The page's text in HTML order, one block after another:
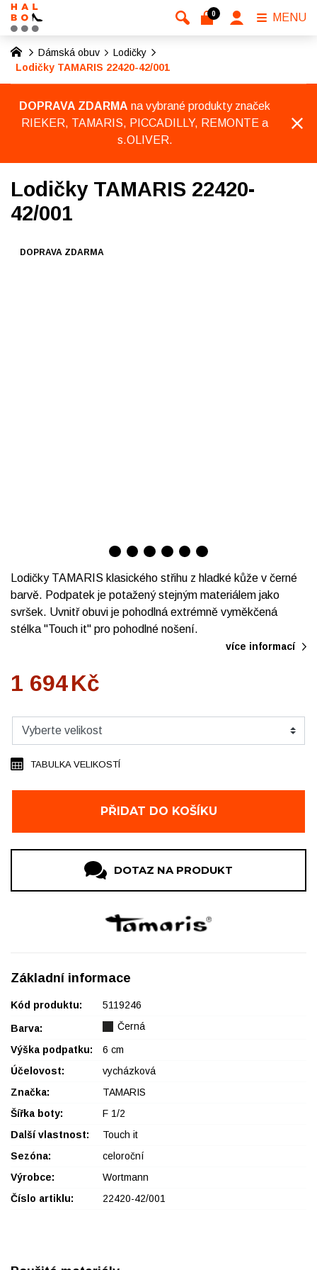
Dámská obuv
Lodičky
Lodičky TAMARIS 22420-42/001
DOPRAVA ZDARMA na vybrané produkty značek
RIEKER, TAMARIS, PICCADILLY, REMONTE a
s.OLIVER.
Lodičky TAMARIS 22420-
42/001
DOPRAVA ZDARMA
Lodičky TAMARIS klasického střihu z hladké kůže v černé
barvě. Podpatek je potažený stejným materiálem jako
svršek. Uvnitř obuvi je pohodlná extrémně vyměkčená
stélka "Touch it" pro pohodlné nošení.
více informací
1 694Kč
PŘIDAT DO KOŠÍKU
TABULKA VELIKOSTÍ
DOTAZ NA PRODUKT
Základní informace
Kód produktu: 5119246
Barva: Černá
Výška podpatku:
6 cm
Účelovost:
vycházková
Značka:
TAMARIS
Šířka boty:
F 1/2
Další vlastnost:
Touch it
Sezóna:
celoroční
Výrobce:
Wortmann
Číslo artiklu:
22420-42/001
0 MENU